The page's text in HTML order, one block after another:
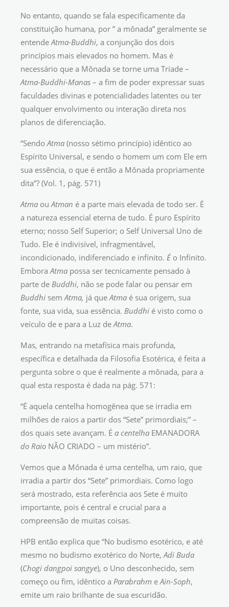
No entanto, quando se fala especificamente da
constituição humana, por ” a mônada” geralmente se
entendeAtma-Buddhi, a conjunção dos dois
princípios mais elevados no homem. Mas é
necessário que a Mônada se torne uma Tríade –
Atma-Buddhi-Manas – a fim de poder expressar suas
faculdades divinas e potencialidades latentes ou ter
qualquer envolvimento ou interação direta nos
planos de diferenciação.
“SendoAtma (nosso sétimo princípio) idêntico ao
Espírito Universal, e sendo o homem um com Ele em
sua essência, o que é então a Mônada propriamente
dita”? (Vol. 1, pág. 571)
Atma ouAtman é a parte mais elevada de todo ser. É
a natureza essencial eterna de tudo. É puro Espírito
eterno; nosso Self Superior; o Self Universal Uno de
Tudo. Ele é indivisível, infragmentável,
incondicionado, indiferenciado e infinito. É o Infinito.
EmboraAtma possa ser tecnicamente pensado à
parte de Buddhi, não se pode falar ou pensar em
Buddhi semAtma, já queAtma é sua origem, sua
fonte, sua vida, sua essência. Buddhi é visto como o
veículo de e para a Luz deAtma.
Mas, entrando na metafísica mais profunda,
específica e detalhada da Filosofia Esotérica, é feita a
pergunta sobre o que é realmente a mônada, para a
qual esta resposta é dada na pág. 571:
“É aquela centelha homogênea que se irradia em
milhões de raios a partir dos “Sete” primordiais;” –
dos quais sete avançam. É a centelha EMANADORA
do Raio NÃO CRIADO – um mistério”.
Vemos que a Mônada é uma centelha, um raio, que
irradia a partir dos “Sete” primordiais. Como logo
será mostrado, esta referência aos Sete é muito
importante, pois é central e crucial para a
compreensão de muitas coisas.
HPB então explica que “No budismo esotérico, e até
mesmo no budismo exotérico do Norte,Adi Buda
(Chogi dangpoi sangye), o Uno desconhecido, sem
começo ou fim, idêntico a Parabrahm eAin-Soph,
emite um raio brilhante de sua escuridão.